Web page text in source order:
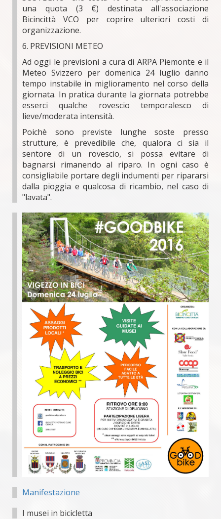
una quota (3 €) destinata all'associazione
Bicincittà VCO per coprire ulteriori costi di
organizzazione.
6. PREVISIONI METEO
Ad oggi le previsioni a cura di ARPA Piemonte e il
Meteo Svizzero per domenica 24 luglio danno
tempo instabile in miglioramento nel corso della
giornata. In pratica durante la giornata potrebbe
esserci qualche rovescio temporalesco di
lieve/moderata intensità.
Poichè sono previste lunghe soste presso
strutture, è prevedibile che, qualora ci sia il
sentore di un rovescio, si possa evitare di
bagnarsi rimanendo al riparo. In ogni caso è
consigliabile portare degli indumenti per ripararsi
dalla pioggia e qualcosa di ricambio, nel caso di
"lavata".
Manifestazione
I musei in bicicletta